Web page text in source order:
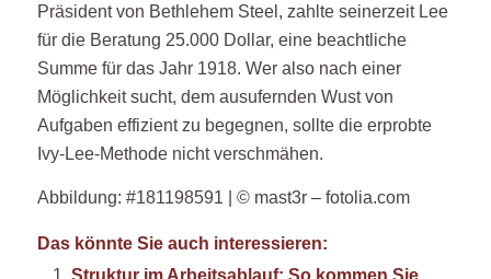
Präsident von Bethlehem Steel, zahlte seinerzeit Lee
für die Beratung 25.000 Dollar, eine beachtliche
Summe für das Jahr 1918. Wer also nach einer
Möglichkeit sucht, dem ausufernden Wust von
Aufgaben effizient zu begegnen, sollte die erprobte
Ivy-Lee-Methode nicht verschmähen.
Abbildung: #181198591 | © mast3r – fotolia.com
Das könnte Sie auch interessieren:
Struktur im Arbeitsablauf: So kommen Sie